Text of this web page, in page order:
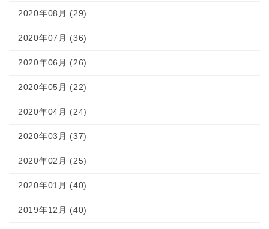
2020年08月 (29)
2020年07月 (36)
2020年06月 (26)
2020年05月 (22)
2020年04月 (24)
2020年03月 (37)
2020年02月 (25)
2020年01月 (40)
2019年12月 (40)